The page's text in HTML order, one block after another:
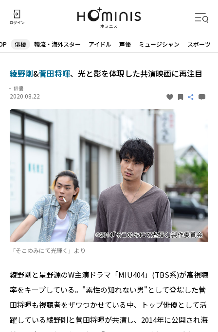
俳優 韓流・海外スター アイドル 声優 ミュージシャン スポーツ
綾野剛&菅田将暉、光と影を体現した共演映画に再注目
俳優
2020.08.22
「そこのみにて光輝く」より
綾野剛と星野源のW主演ドラマ「MIU404」(TBS系)が高視聴
率をキープしている。"素性の知れない男"として登場した菅
田将暉も視聴者をザワつかせている中、トップ俳優として活
躍している綾野剛と菅田将暉が共演し、2014年に公開され海